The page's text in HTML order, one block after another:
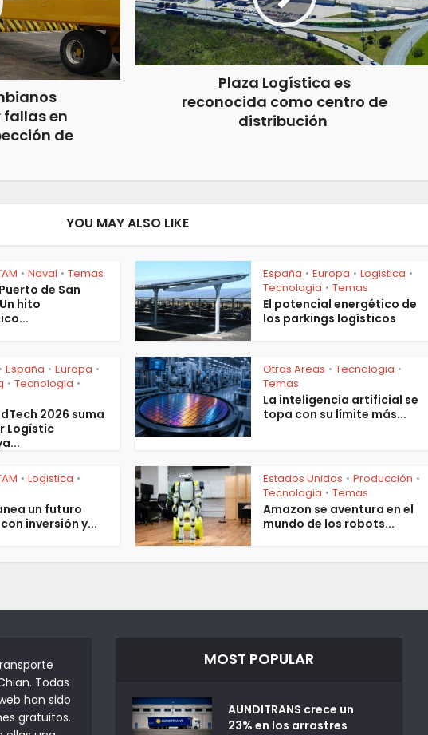
en
de
Plaza Logística es
reconocida como centro de
distribución
YOU MAY ALSO LIKE
• Naval • Temas
de San
hito
España • Europa • Logistica •
Tecnologia • Temas
El potencial energético de
los parkings logísticos
• España • Europa •
• Tecnologia •
2026 suma
Logístic
Otras Areas • Tecnologia •
Temas
La inteligencia artificial se
topa con su límite más...
• Logistica •
un futuro
inversión y...
Estados Unidos • Producción •
Tecnologia • Temas
Amazon se aventura en el
mundo de los robots...
Todas
han sido
gratuitos.
MOST POPULAR
AUNDITRANS crece un
23% en los arrastres